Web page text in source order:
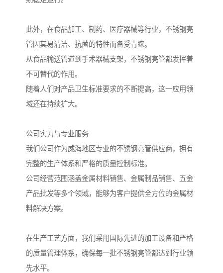
此外，在食品加工、制药、医疗器械等行业，不锈钢亮
管因其易清洁、抗菌的特性而备受青睐。
从食品输送管道到手术器械支架，不锈钢亮管都发挥着
不可替代的作用。
随着人们对产品卫生标准要求的不断提高，这一应用领
域还在持续扩大。
公司实力与专业服务
我们公司作为威海地区专业的不锈钢亮管供应商，拥有
完整的生产体系和严格的质量控制标准。
公司经营范围涵盖金属材料销售、金属制品销售、五金
产品批发等多个领域，能够为客户提供全方位的金属材
料解决方案。
在生产工艺方面，我们采用国际先进的加工设备和严格
的质量管理体系，确保每一批不锈钢亮管都达到行业领
先水平。